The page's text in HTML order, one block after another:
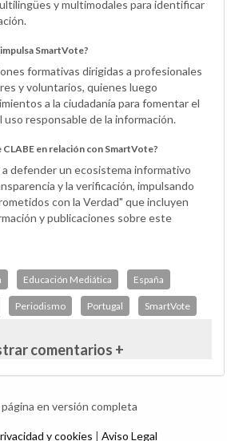
y multimodales para identificar
SmartVote?
formativas dirigidas a profesionales
y voluntarios, quienes luego
a la ciudadanía para fomentar el
responsable de la información.
en relación con SmartVote?
defender un ecosistema informativo
y la verificación, impulsando
con la Verdad" que incluyen
y publicaciones sobre este
Educación Mediática España
Periodismo Portugal SmartVote
comentarios +
en versión completa
y cookies | Aviso Legal